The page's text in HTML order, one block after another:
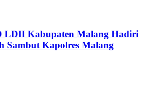
LDII Kabupaten Malang Hadiri
Sambut Kapolres Malang